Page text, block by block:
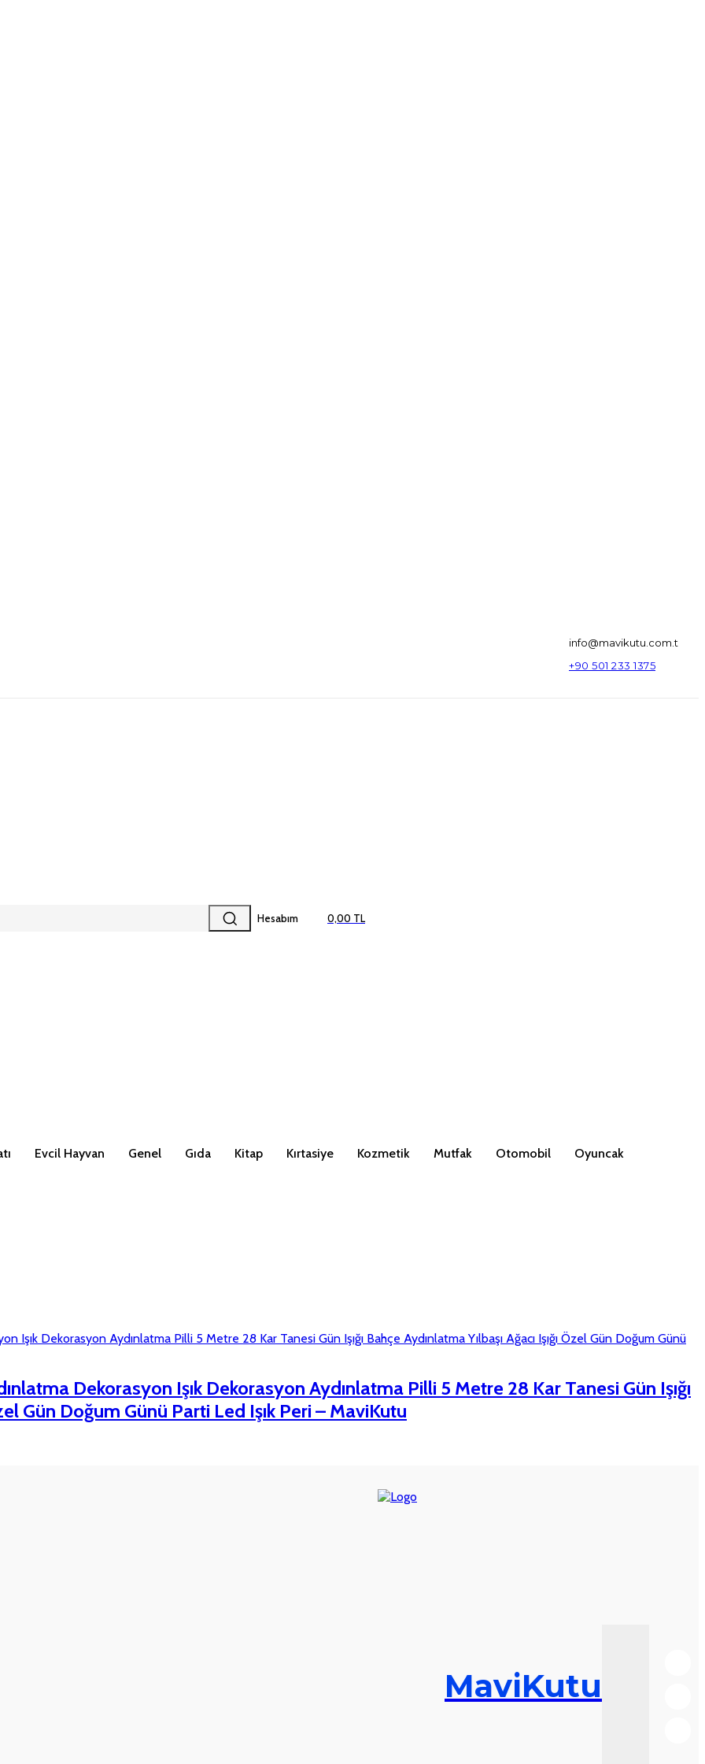
info@mavikutu.com.t
+90 501 233 1375
Hesabım 0,00 TL
Evcil Hayvan Genel Gıda Kitap Kırtasiye Kozmetik Mutfak Otomobil Oyuncak
Dekorasyon Işık Dekorasyon Aydınlatma Pilli 5 Metre 28 Kar Tanesi Gün Işığı
Gün Doğum Günü Parti Led Işık Peri – MaviKutu
MaviKutu